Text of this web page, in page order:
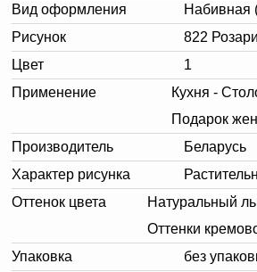
Вид оформления
Набивная
Рисунок
822
Цвет
1
Применение
Кухня -
Подарок
Производитель
Беларусь
Характер рисунка
Оттенок цвета
Натуральный
Оттенки
Упаковка
без